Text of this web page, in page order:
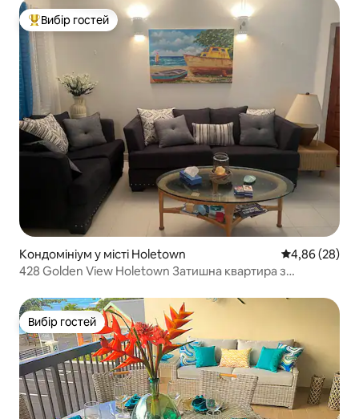
Топ вибір гостей
Вибір гостей
Кондомініум у місті Holetown Середня
4,86 (28)
428 Golden View Holetown Затишна квартира з
Вибір гостей
Вибір гостей